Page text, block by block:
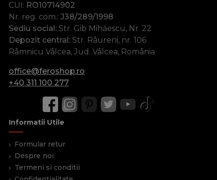
CUI: RO10714902
Nr. reg. com.: J38/289/1998
Sediu social: Str. Gib Mihăescu, Nr. 22
Depozit central: Str. Râureni, nr. 106
Râmnicu Vâlcea, Jud. Vâlcea, România
office@feroshop.ro
+40 311 100 277
Informatii Utile
Formular retur
Despre noi
Termeni si conditii